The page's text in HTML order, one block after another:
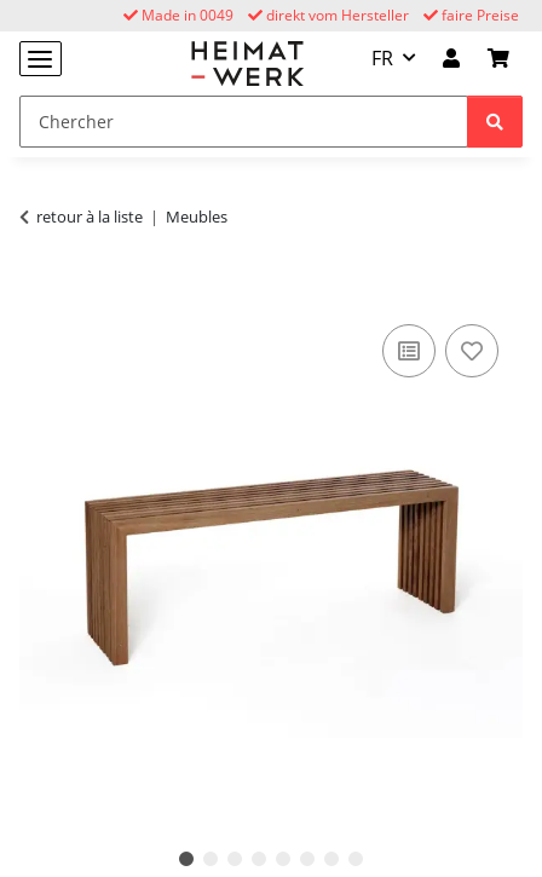
faire Preise
direkt vom Hersteller
Made in 0049
FR
retour à la liste Meubles